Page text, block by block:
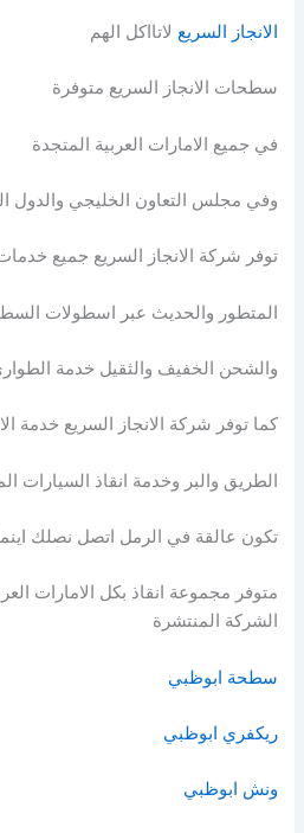
الانجاز السريع لاتااكل الهم
سطحات الانجاز السريع متوفرة
في جميع الامارات العربية المتجدة
وفي مجلس التعاون الخليجي والدول
توفر شركة الانجاز السريع جميع
المتطور والحديث عبر اسطولات
والشحن الخفيف والثقيل خدمة
كما توفر شركة الانجاز السريع خدمة
الطريق والبر وخدمة انقاذ السيارات
تكون عالقة في الرمل اتصل نصلك
متوفر مجموعة انقاذ بكل الامارات
الشركة المنتشرة
سطحة ابوظبي
ريكفري ابوظبي
ونش ابوظبي